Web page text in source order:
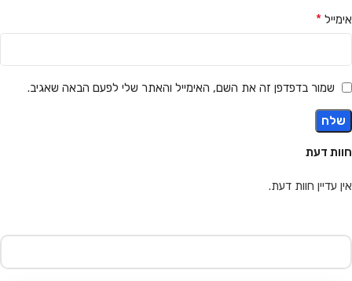
חוות דעת
אין עדיין חוות דעת.
אימייל *
שמור בדפדפן זה את השם, האימייל והאתר שלי לפעם הבאה שאגיב.